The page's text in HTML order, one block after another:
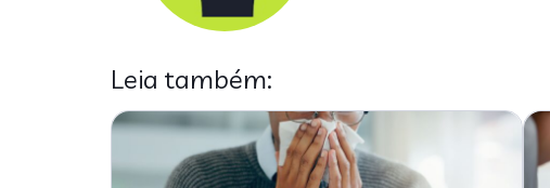
Leia também: